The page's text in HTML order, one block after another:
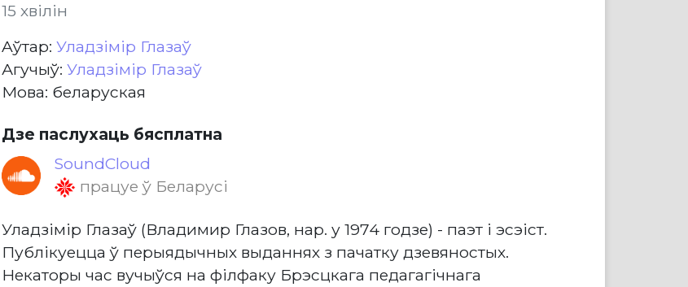
15 хвілін
Aўтар: Уладзімір Глазаў
Агучыў: Уладзімір Глазаў
Мова: беларуская
Дзе паслухаць бясплатна
SoundCloud
працуе ў Беларусі
Уладзімір Глазаў (Владимир Глазов, нар. у 1974 годзе) - паэт і эсэіст.
Публікуецца ў перыядычных выданнях з пачатку дзевяностых.
Некаторы час вучыўся на філфаку Брэсцкага педагагічнага